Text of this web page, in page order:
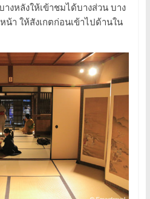
งหลังให้เข้าชมได้บางส่วน บาง
น้า ให้สังเกตก่อนเข้าไปด้านใน